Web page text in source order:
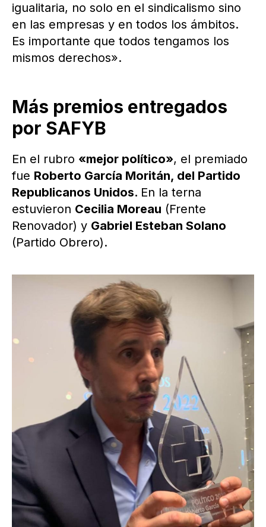
igualitaria, no solo en el sindicalismo sino
en las empresas y en todos los ámbitos.
Es importante que todos tengamos los
mismos derechos».
Más premios entregados
por SAFYB
En el rubro «mejor político», el premiado
fue Roberto García Moritán, del Partido
Republicanos Unidos. En la terna
estuvieron Cecilia Moreau (Frente
Renovador) y Gabriel Esteban Solano
(Partido Obrero).